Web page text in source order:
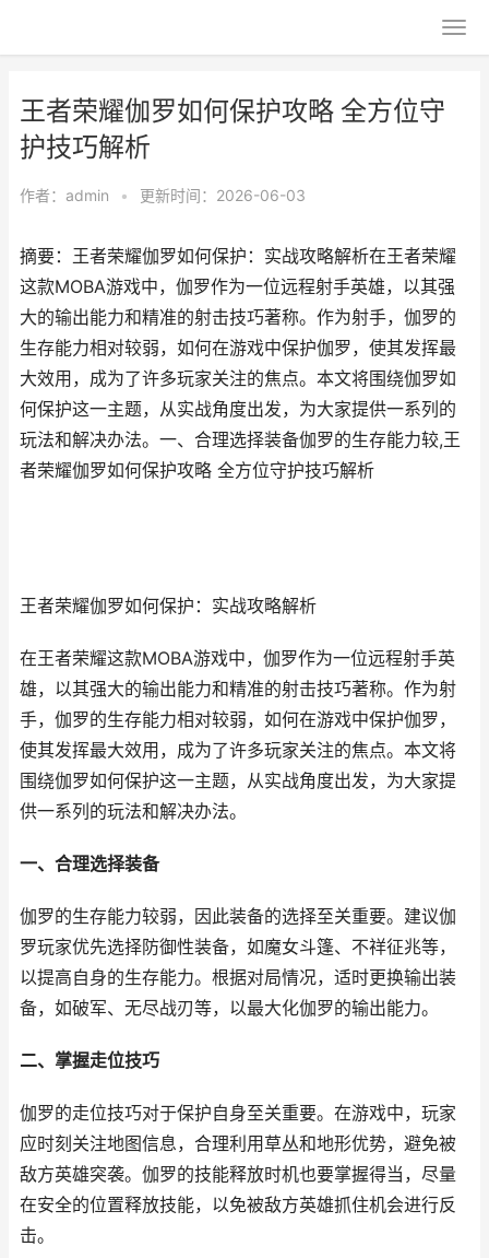
王者荣耀伽罗如何保护攻略 全方位守
护技巧解析
作者： admin • 更新时间：2026-06-03
摘要：王者荣耀伽罗如何保护：实战攻略解析在王者荣耀
这款MOBA游戏中，伽罗作为一位远程射手英雄，以其强
大的输出能力和精准的射击技巧著称。作为射手，伽罗的
生存能力相对较弱，如何在游戏中保护伽罗，使其发挥最
大效用，成为了许多玩家关注的焦点。本文将围绕伽罗如
何保护这一主题，从实战角度出发，为大家提供一系列的
玩法和解决办法。一、合理选择装备伽罗的生存能力较,王
者荣耀伽罗如何保护攻略 全方位守护技巧解析
王者荣耀伽罗如何保护：实战攻略解析
在王者荣耀这款MOBA游戏中，伽罗作为一位远程射手英
雄，以其强大的输出能力和精准的射击技巧著称。作为射
手，伽罗的生存能力相对较弱，如何在游戏中保护伽罗，
使其发挥最大效用，成为了许多玩家关注的焦点。本文将
围绕伽罗如何保护这一主题，从实战角度出发，为大家提
供一系列的玩法和解决办法。
一、合理选择装备
伽罗的生存能力较弱，因此装备的选择至关重要。建议伽
罗玩家优先选择防御性装备，如魔女斗篷、不祥征兆等，
以提高自身的生存能力。根据对局情况，适时更换输出装
备，如破军、无尽战刃等，以最大化伽罗的输出能力。
二、掌握走位技巧
伽罗的走位技巧对于保护自身至关重要。在游戏中，玩家
应时刻关注地图信息，合理利用草丛和地形优势，避免被
敌方英雄突袭。伽罗的技能释放时机也要掌握得当，尽量
在安全的位置释放技能，以免被敌方英雄抓住机会进行反
击。